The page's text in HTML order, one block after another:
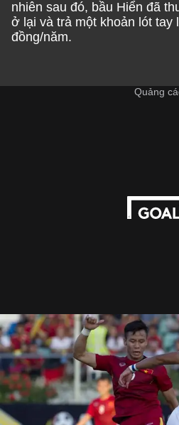
nhiên sau đó, bầu Hiển đã
ở lại và trả một khoản lót tay
đồng/năm.
Quảng